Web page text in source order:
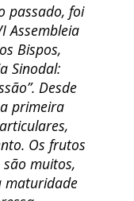
passado, foi
Assembleia
Bispos,
Sinodal:
Desde
primeira
Os frutos
muitos,
maturidade